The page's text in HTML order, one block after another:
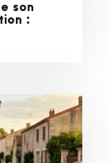
son
: